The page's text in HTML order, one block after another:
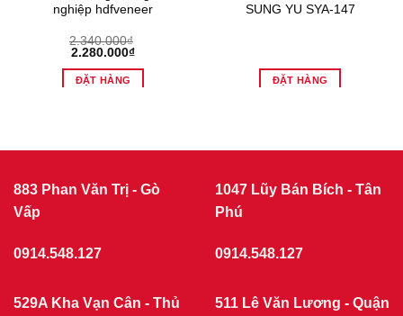
nghiệp hdfveneer
2.340.000₫
Giá
là:
2.340.000₫.
2.280.000₫Giá
là:
ĐẶT HÀNG
SUNG YU SYA-147
ĐẶT HÀNG
883 Phan Văn Trị - Gò
Vấp
0914.548.127
1047 Lũy Bán Bích - Tân
Phú
0914.548.127
529A Kha Vạn Cân - Thủ
511 Lê Văn Lương - Quận